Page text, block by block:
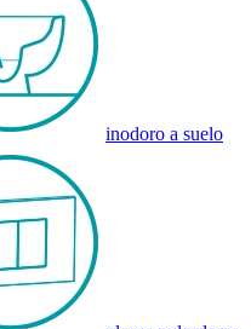
inodoro a suelo